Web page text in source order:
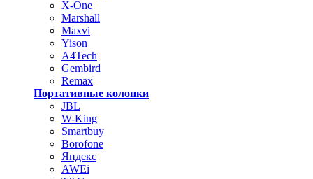
X-One
Marshall
Maxvi
Yison
A4Tech
Gembird
Remax
Портативные колонки
JBL
W-King
Smartbuy
Borofone
Яндекс
AWEi